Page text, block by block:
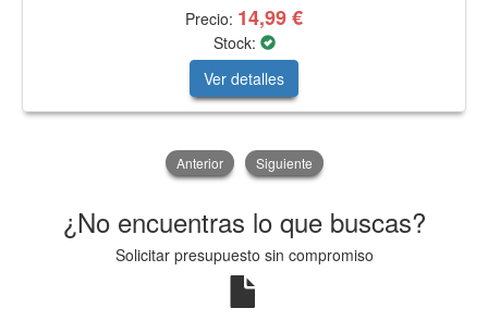
Precio: 14,99 €
Stock:
Ver detalles
Anterior Siguiente
¿No encuentras lo que buscas?
Solicitar presupuesto sin compromiso